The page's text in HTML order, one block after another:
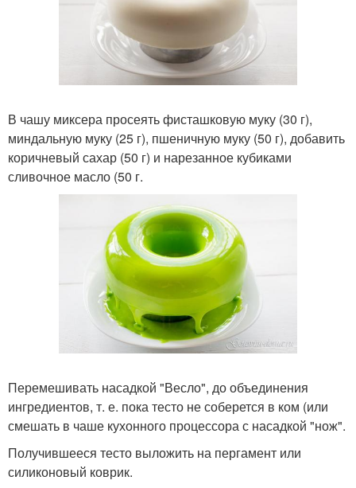
В чашу миксера просеять фисташковую муку (30 г),
миндальную муку (25 г), пшеничную муку (50 г), добавить
коричневый сахар (50 г) и нарезанное кубиками
сливочное масло (50 г.
Перемешивать насадкой "Весло", до объединения
ингредиентов, т. е. пока тесто не соберется в ком (или
смешать в чаше кухонного процессора с насадкой "нож".
Получившееся тесто выложить на пергамент или
силиконовый коврик.